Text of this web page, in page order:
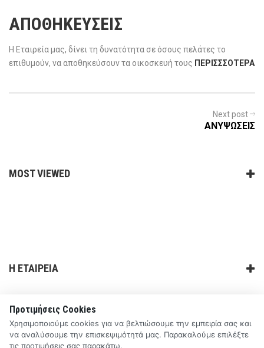
ΑΠΟΘΗΚΕΥΣΕΙΣ
Η Εταιρεία μας, δίνει τη δυνατότητα σε όσους πελάτες το
επιθυμούν, να αποθηκεύσουν τα οικοσκευή τους ΠΕΡΙΣΣΣΟΤΕΡΑ
Next post
ΑΝΥΨΩΣΕΙΣ
MOST VIEWED
Η ΕΤΑΙΡΕΙΑ
ΧΡΗΣΙΜΑ LINKS
ΕΠΙΚΟΙΝΩΝΙΑ
Προτιμήσεις Cookies
Χρησιμοποιούμε cookies για να βελτιώσουμε την εμπειρία σας και
να αναλύσουμε την επισκεψιμότητά μας. Παρακαλούμε επιλέξτε
τις προτιμήσεις σας παρακάτω.